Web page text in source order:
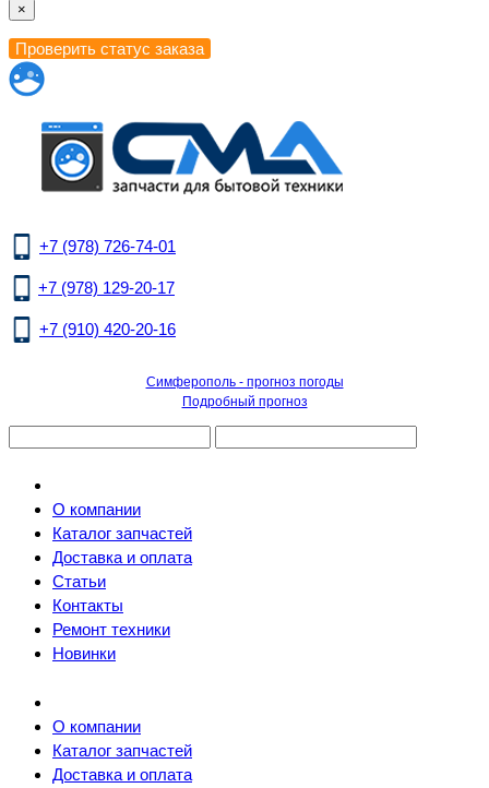
×
+7 (978) 726-74-01
+7 (978) 129-20-17
+7 (910) 420-20-16
Симферополь - прогноз погоды
Подробный прогноз
О компании
Каталог запчастей
Доставка и оплата
Статьи
Контакты
Ремонт техники
Новинки
О компании
Каталог запчастей
Доставка и оплата